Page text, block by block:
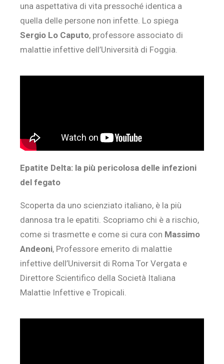
una aspettativa di vita pressoché identica a
quella delle persone non infette. Lo spiega
Sergio Lo Caputo, professore associato di
malattie infettive dell’Università di Foggia.
Epatite Delta: la più pericolosa delle infezioni
del fegato
Scoperta da uno scienziato italiano, è la più
dannosa tra le epatiti. Scopriamo chi è a rischio,
come si trasmette e come si cura con Massimo
Andeoni, Professore emerito di malattie
infettive dell’Universit di Roma Tor Vergata e
Direttore Scientifico della Società Italiana
Malattie Infettive e Tropicali.